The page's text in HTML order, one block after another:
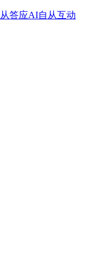
从答应AI自从互动